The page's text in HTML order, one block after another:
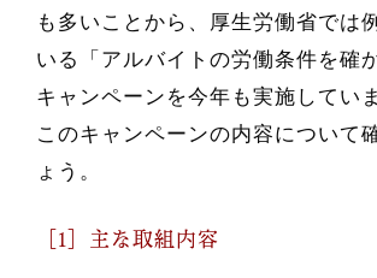
も多いことから、厚生労働省では
いる「アルバイトの労働条件を確
キャンペーンを今年も実施してい
このキャンペーンの内容について
ょう。
［1］主な取組内容